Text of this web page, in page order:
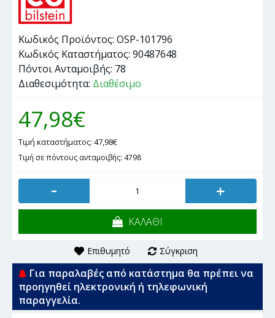
Κωδικός Προϊόντος: OSP-101796
Κωδικός Καταστήματος: 90487648
Πόντοι Ανταμοιβής: 78
Διαθεσιμότητα: Διαθέσιμο
47,98€
Τιμή καταστήματος: 47,98€
Τιμή σε πόντους ανταμοιβής: 4798
- +
ΚΑΛΑΘΙ
Επιθυμητό Σύγκριση
Για παραλαβές από κατάστημα θα πρέπει να
προηγηθεί ηλεκτρονική ή τηλεφωνική
παραγγελία.